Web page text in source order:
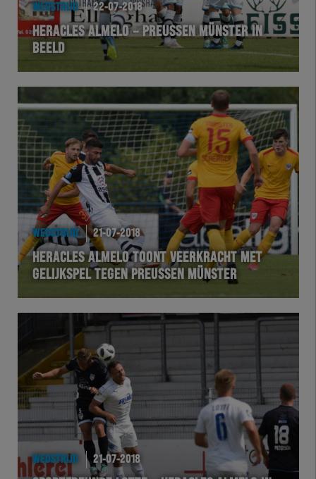
WEDSTRIJD 22-07-2018
HERACLES ALMELO – PREUSSEN MÜNSTER IN
BEELD
WEDSTRIJD 21-07-2018
HERACLES ALMELO TOONT VEERKRACHT MET
GELIJKSPEL TEGEN PREUSSEN MÜNSTER
WEDSTRIJD 21-07-2018